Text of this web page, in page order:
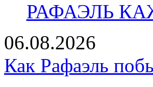
РАФАЭЛЬ
06.08.2026
Как Рафаэль